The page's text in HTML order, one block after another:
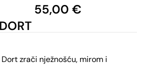
55,00 €
Dort zrači nježnošću, mirom i